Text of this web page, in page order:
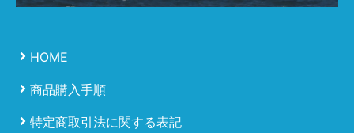
HOME
商品購入手順
特定商取引法に関する表記